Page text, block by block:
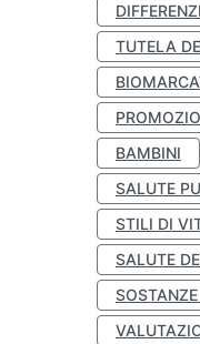
TUTELA
BAMBINI
SALUTE
STILI DI
SALUTE